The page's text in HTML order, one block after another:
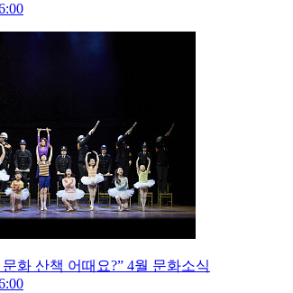
화 산책 어때요?” 4월 문화소식